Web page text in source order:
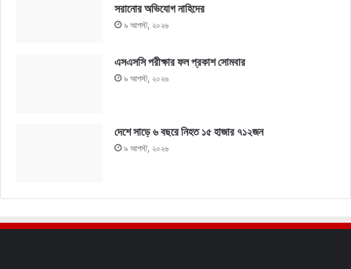
সরানোর অভিযোগ নাহিদের
৯ আগস্ট, ২০২৬
এসএসসি পরীক্ষার ফল প্রকাশ সোমবার
৯ আগস্ট, ২০২৬
দেশে সাড়ে ৬ বছরে নিহত ১৫ হাজার ৭১২জন
৯ আগস্ট, ২০২৬